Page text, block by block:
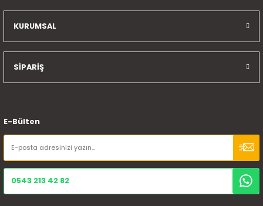
KURUMSAL
SİPARİŞ
E-Bülten
0543 213 42 82